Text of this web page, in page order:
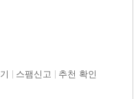
스팸신고 추천 확인